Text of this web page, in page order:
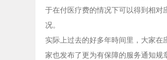
于在付医疗费的情况下可以得到相
况。
实际上过去的好多年時间里，大家
家也发布了更为有保障的服务通知